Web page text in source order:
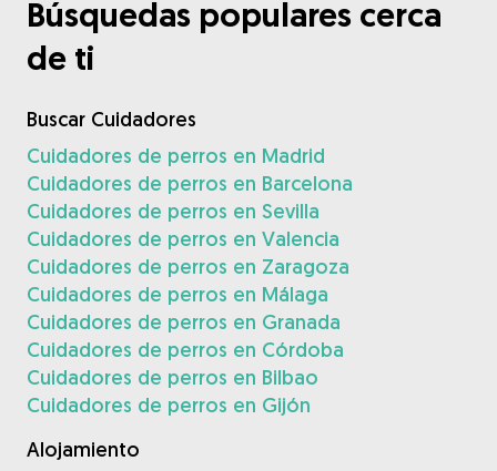
Búsquedas populares cerca
de ti
Buscar Cuidadores
Cuidadores de perros en Madrid
Cuidadores de perros en Barcelona
Cuidadores de perros en Sevilla
Cuidadores de perros en Valencia
Cuidadores de perros en Zaragoza
Cuidadores de perros en Málaga
Cuidadores de perros en Granada
Cuidadores de perros en Córdoba
Cuidadores de perros en Bilbao
Cuidadores de perros en Gijón
Alojamiento